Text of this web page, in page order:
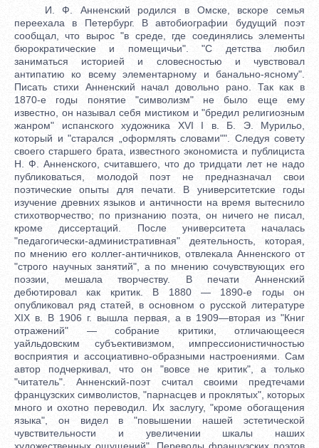
И. Ф. Анненский родился в Омске, вскоре семья
переехала в Петербург. В автобиографии будущий поэт
сообщал, что вырос "в среде, где соединялись элементы
бюрократические и помещичьи". "С детства любил
заниматься историей и словесностью и чувствовал
антипатию ко всему элементарному и банально-ясному".
Писать стихи Анненский начал довольно рано. Так как в
1870-е годы понятие "символизм" не было еще ему
известно, он называл себя мистиком и "бредил религиозным
жанром" испанского художника XVI I в. Б. Э. Мурильо,
который и "старался „оформлять словами"". Следуя совету
своего старшего брата, известного экономиста и публициста
Н. Ф. Анненского, считавшего, что до тридцати лет не надо
публиковаться, молодой поэт не предназначал свои
поэтические опыты для печати. В университетские годы
изучение древних языков и античности на время вытеснило
стихотворчество; по признанию поэта, он ничего не писал,
кроме диссертаций. После университета началась
"педагогически-административная" деятельность, которая,
по мнению его коллег-античников, отвлекала Анненского от
"строго научных занятий", а по мнению сочувствующих его
поэзии, мешала творчеству. В печати Анненский
дебютировал как критик. В 1880 — 1890-е годы он
опубликовал ряд статей, в основном о русской литературе
XIX в. В 1906 г. вышла первая, а в 1909—вторая из "Книг
отражений" — собрание критики, отличающееся
уайльдовским субъективизмом, импрессионистичностью
восприятия и ассоциативно-образными настроениями. Сам
автор подчеркивал, что он "вовсе не критик", а только
"читатель". Анненский-поэт считал своими предтечами
французских символистов, "парнасцев и проклятых", которых
много и охотно переводил. Их заслугу, "кроме обогащения
языка", он видел в "повышении нашей эстетической
чувствительности и увеличении шкалы наших
художественных ощущений". Переводы французских поэтов